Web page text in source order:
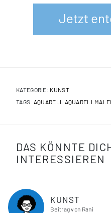
Jetzt
KATEGORIE: KUNST
TAGS: AQUARELL
DAS KÖNNTE
INTERESSIEREN
KUNST
Beitrag von Rani